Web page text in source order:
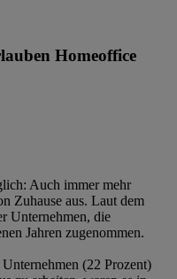
Homeoffice
Auch immer mehr
Zuhause aus. Laut dem
Unternehmen, die
Jahren zugenommen.
(22 Prozent)